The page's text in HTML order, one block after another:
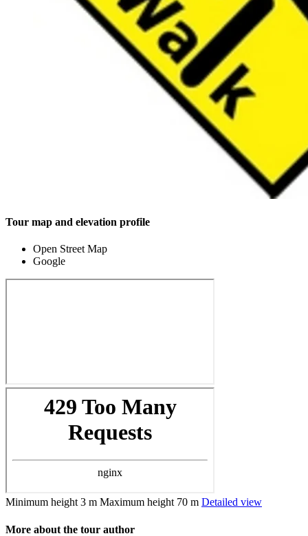
Tour map and elevation profile
Open Street Map
Google
Minimum height 3 m Maximum height 70 m Detailed view
More about the tour author